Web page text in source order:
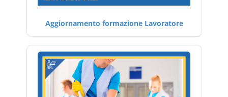
Aggiornamento formazione Lavoratore